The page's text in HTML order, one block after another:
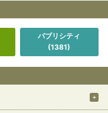
パブリシティ
(1381)